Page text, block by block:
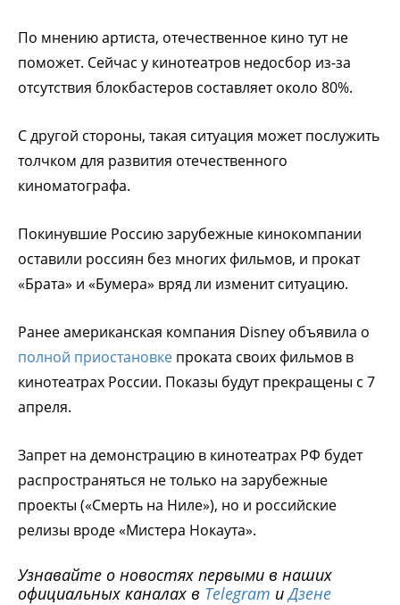
По мнению артиста, отечественное кино тут не
поможет. Сейчас у кинотеатров недосбор из-за
отсутствия блокбастеров составляет около 80%.
С другой стороны, такая ситуация может послужить
толчком для развития отечественного
киноматографа.
Покинувшие Россию зарубежные кинокомпании
оставили россиян без многих фильмов, и прокат
«Брата» и «Бумера» вряд ли изменит ситуацию.
Ранее американская компания Disney объявила о
полной приостановке проката своих фильмов в
кинотеатрах России. Показы будут прекращены с 7
апреля.
Запрет на демонстрацию в кинотеатрах РФ будет
распространяться не только на зарубежные
проекты («Смерть на Ниле»), но и российские
релизы вроде «Мистера Нокаута».
Узнавайте о новостях первыми в наших
официальных каналах в Telegram иДзене